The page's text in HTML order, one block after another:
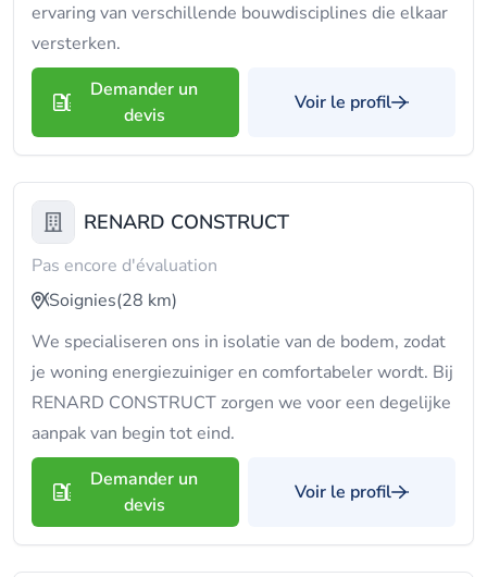
ervaring van verschillende bouwdisciplines die elkaar
versterken.
Demander un
devis
Voir le profil
RENARD CONSTRUCT
Pas encore d'évaluation
Soignies(28 km)
We specialiseren ons in isolatie van de bodem, zodat
je woning energiezuiniger en comfortabeler wordt. Bij
RENARD CONSTRUCT zorgen we voor een degelijke
aanpak van begin tot eind.
Demander un
devis
Voir le profil